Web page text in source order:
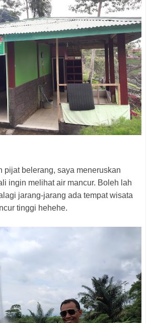
pijat belerang, saya meneruskan
ingin melihat air mancur. Boleh lah
jarang-jarang ada tempat wisata
tinggi hehehe.